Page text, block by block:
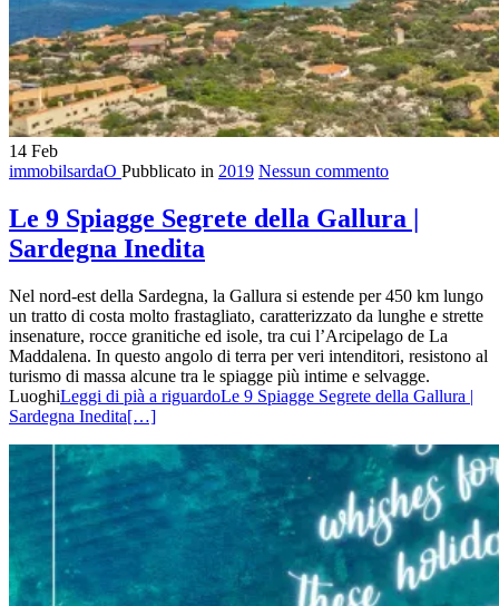
14 Feb
immobilsardaO Pubblicato in 2019 Nessun commento
Le 9 Spiagge Segrete della Gallura |
Sardegna Inedita
Nel nord-est della Sardegna, la Gallura si estende per 450 km lungo
un tratto di costa molto frastagliato, caratterizzato da lunghe e strette
insenature, rocce granitiche ed isole, tra cui l’Arcipelago de La
Maddalena. In questo angolo di terra per veri intenditori, resistono al
turismo di massa alcune tra le spiagge più intime e selvagge.
LuoghiLeggi di pià a riguardoLe 9 Spiagge Segrete della Gallura |
Sardegna Inedita[…]